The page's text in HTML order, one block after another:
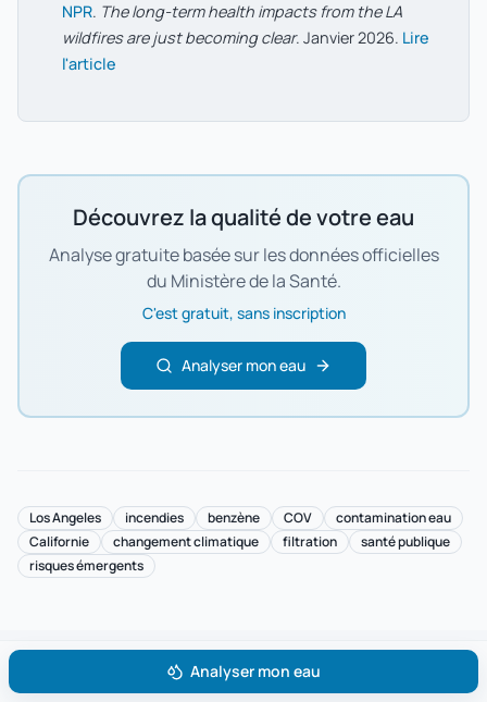
Analyser mon eau
NPR. The long-term health impacts from the LA
wildfires are just becoming clear. Janvier 2026. Lire
l'article
Découvrez la qualité de votre eau
Analyse gratuite basée sur les données officielles
du Ministère de la Santé.
C'est gratuit, sans inscription
Analyser mon eau
Los Angeles incendies benzène COV
contamination eau
Californie
changement climatique filtration
santé publique
risques émergents